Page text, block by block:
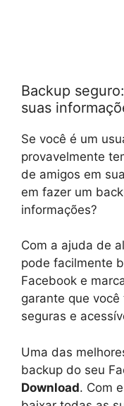
Backup
suas
Se você é um
provavelmente
de amigos em
em fazer um
informações?
Com a ajuda de
pode facilmente
Facebook e
garante que
seguras e
Uma das
backup do seu
Download. Com